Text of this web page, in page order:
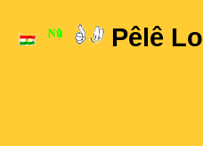
Pêlê